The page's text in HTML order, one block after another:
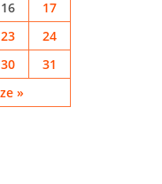
»
16
17
23
24
30 31